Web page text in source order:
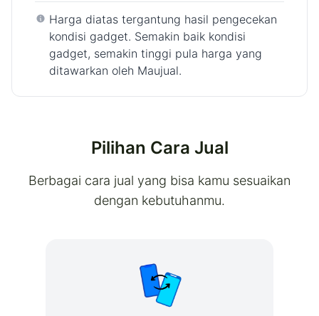
Harga diatas tergantung hasil pengecekan
kondisi gadget. Semakin baik kondisi
gadget, semakin tinggi pula harga yang
ditawarkan oleh Maujual.
Pilihan Cara Jual
Berbagai cara jual yang bisa kamu sesuaikan
dengan kebutuhanmu.